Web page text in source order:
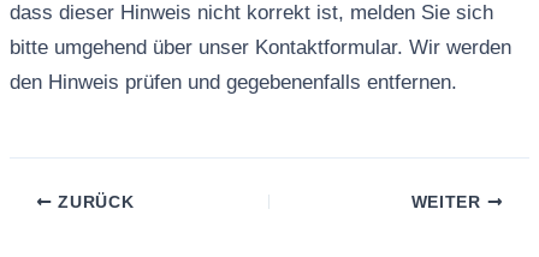
dass dieser Hinweis nicht korrekt ist, melden Sie sich
bitte umgehend über unser Kontaktformular. Wir werden
den Hinweis prüfen und gegebenenfalls entfernen.
ZURÜCK WEITER